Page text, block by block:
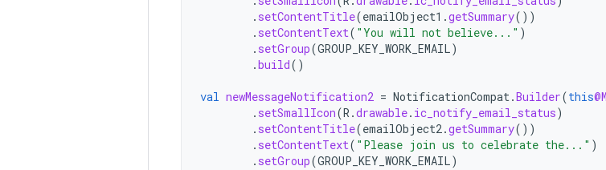
. setContentTitle(emailObject1 .getSummary())
. setContentText( "You will not believe..." )
. setGroup(GROUP_KEY_WORK_EMAIL)
.build()
val newMessageNotification2 = NotificationCompat .Builder(this
. setSmallIcon(R .drawable. ic_notify_email_status)
. setContentTitle(emailObject2 .getSummary())
. setContentText( "Please join us to celebrate the..." )
. setGroup(GROUP_KEY_WORK_EMAIL)